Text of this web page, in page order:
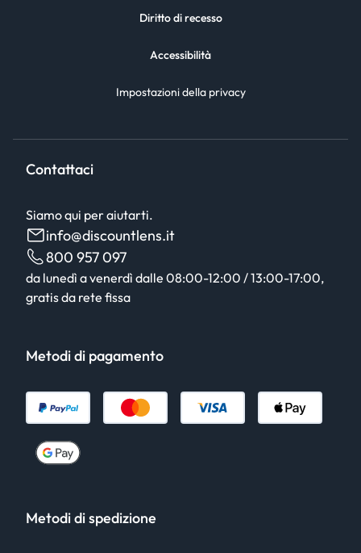
Diritto di recesso
Accessibilità
Impostazioni della privacy
Contattaci
Siamo qui per aiutarti.
info@discountlens.it
800 957 097
da lunedì a venerdì dalle 08:00-12:00 / 13:00-17:00,
gratis da rete fissa
Metodi di pagamento
Metodi di spedizione